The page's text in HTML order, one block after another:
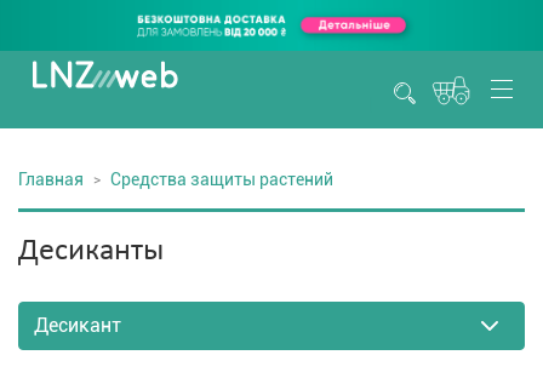
Главная Средства защиты растений
Десиканты